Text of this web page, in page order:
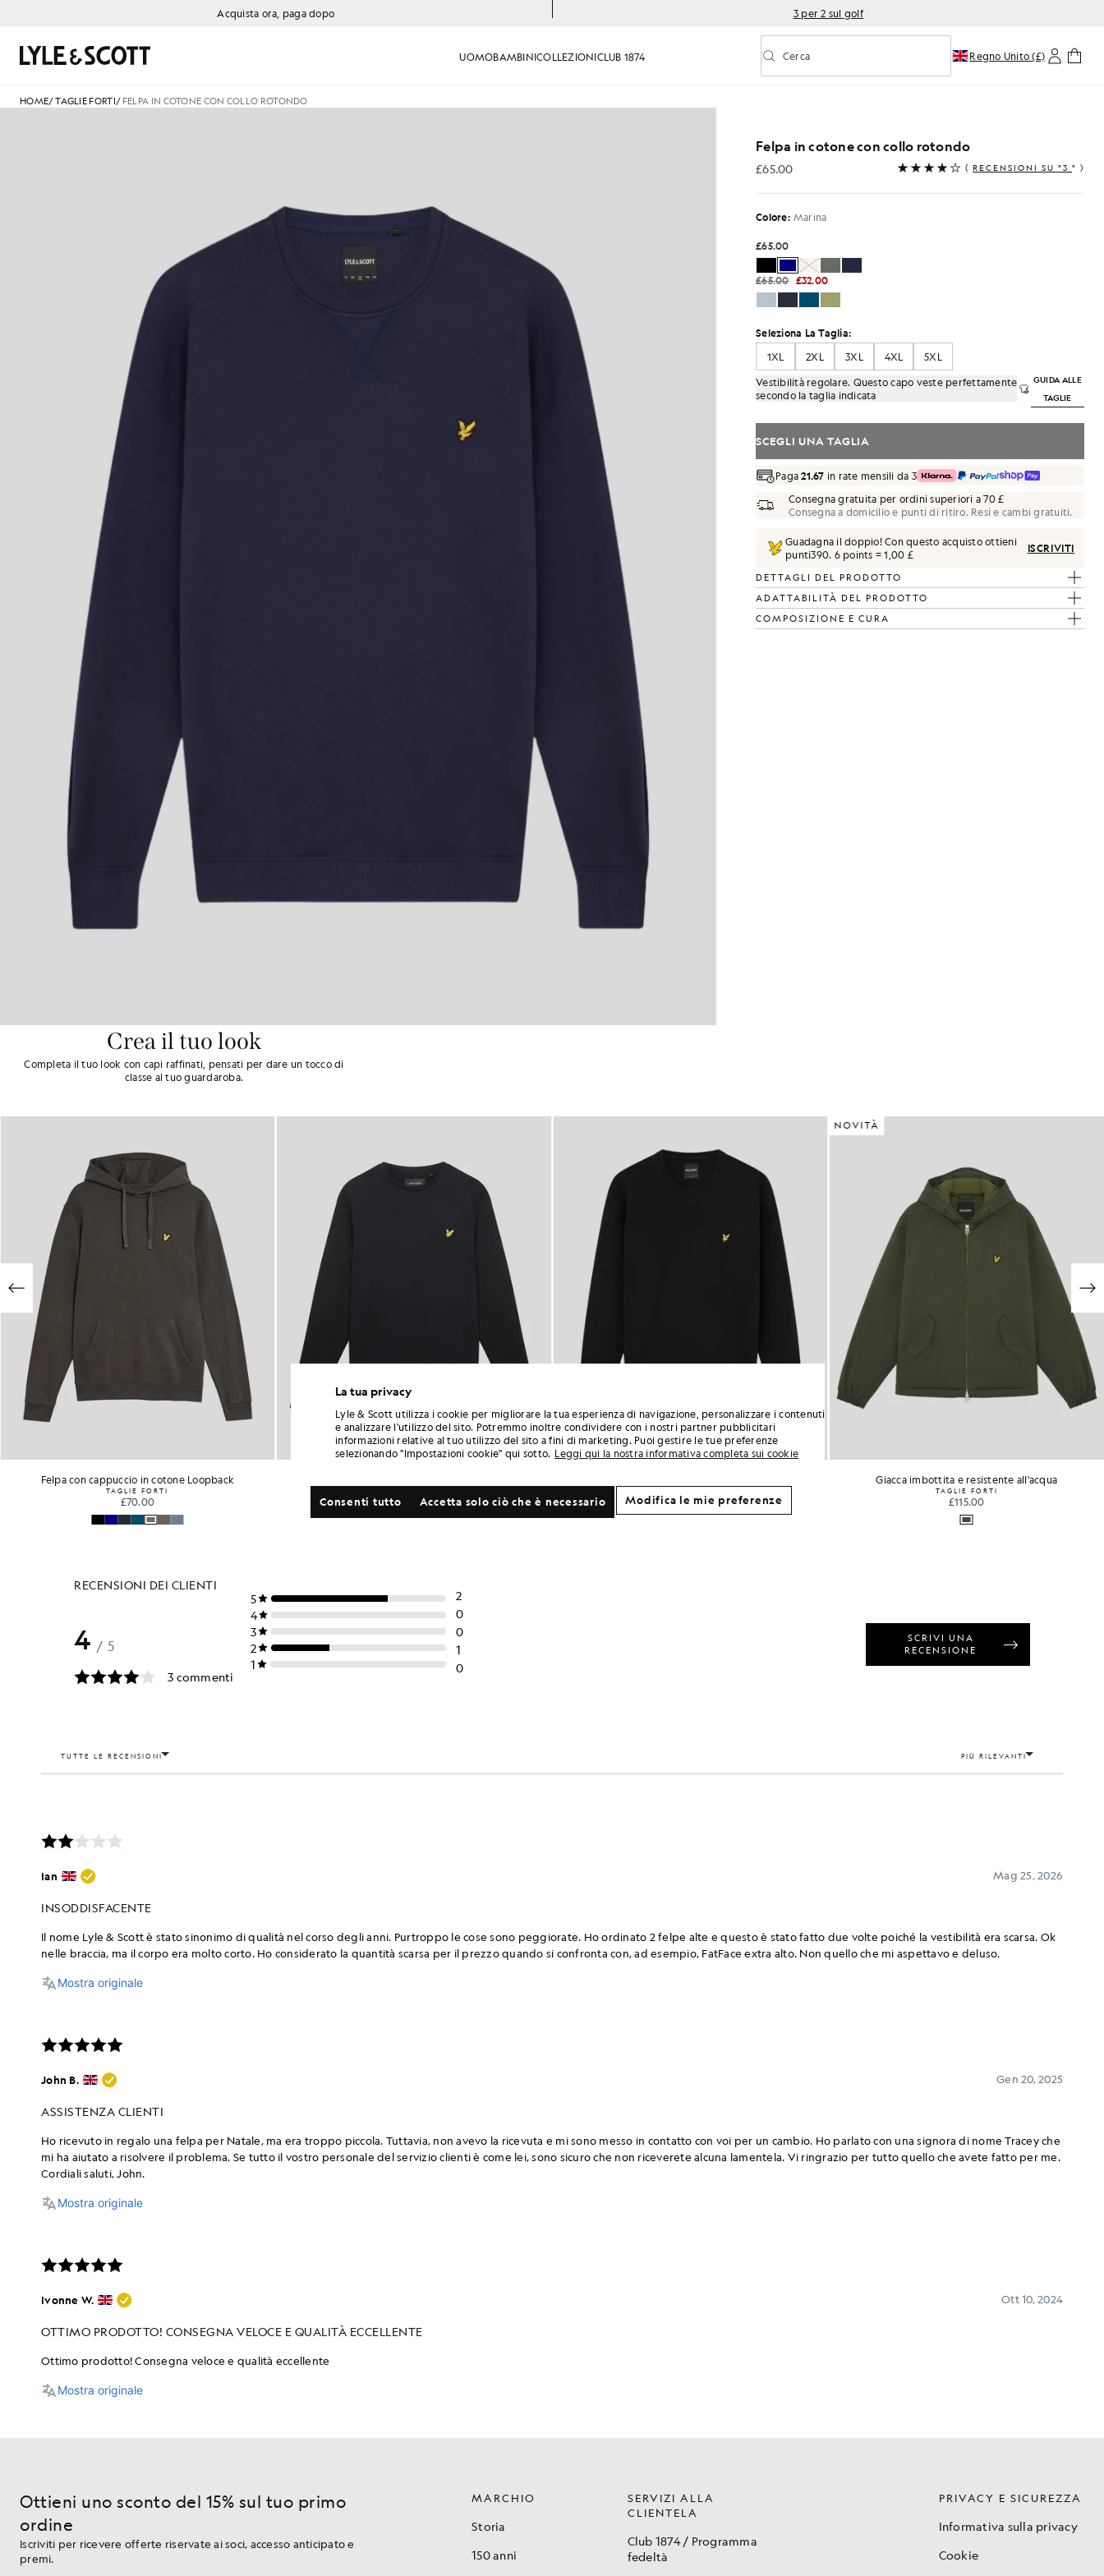
Acquista ora, paga dopo 3 per 2 sul golf
UOMOBAMBINICOLLEZIONICLUB 1874 Attiva/disattiva la ricerca predittiva
Cerca Cerca Regno Unito (£)
HOME/TAGLIE FORTI/ FELPA IN COTONE CON COLLO ROTONDO
Felpa in cotone con collo rotondo
£65.00
£65.00 ( RECENSIONI SU "3 " )
Colore: Marina
£65.00
£65.00 £32.00
Seleziona La Taglia:
1XL
2XL 3XL 4XL
5XL
Vestibilità regolare. Questo capo veste perfettamente
secondo la taglia indicata
GUIDA ALLE
TAGLIE
SCEGLI UNA TAGLIA
Paga21.67 in rate mensili da 3
Consegna gratuita per ordini superiori a 70 £
Consegna a domicilio e punti di ritiro. Resi e cambi gratuiti.
Guadagna il doppio! Con questo acquisto ottieni
punti390. 6 points = 1,00 £ ISCRIVITI
DETTAGLI DEL PRODOTTO
ADATTABILITÀ DEL PRODOTTO
COMPOSIZIONE E CURA
Crea il tuo look
Completa il tuo look con capi raffinati, pensati per dare un tocco di
classe al tuo guardaroba.
Felpa con cappuccio in cotone Loopback
TAGLIE FORTI
£70.00 £40.00 £65.00
NOVITÀ
Giacca imbottita e resistente all'acqua
TAGLIE FORTI
£115.00
Ottieni uno sconto del 15% sul tuo primo
ordine
Iscriviti per ricevere offerte riservate ai soci, accesso anticipato e
premi.
MARCHIO
Storia
150 anni
SERVIZI ALLA
CLIENTELA
Club 1874 / Programma
fedeltà
PRIVACY E SICUREZZA
Informativa sulla privacy
Cookie
La tua privacy
Lyle & Scott utilizza i cookie per migliorare la tua esperienza di navigazione, personalizzare i contenuti
e analizzare l'utilizzo del sito. Potremmo inoltre condividere con i nostri partner pubblicitari
informazioni relative al tuo utilizzo del sito a fini di marketing. Puoi gestire le tue preferenze
selezionando "Impostazioni cookie" qui sotto. Leggi qui la nostra informativa completa sui cookie
Accetta solo ciò che è necessario
Consenti tutto Modifica le mie preferenze